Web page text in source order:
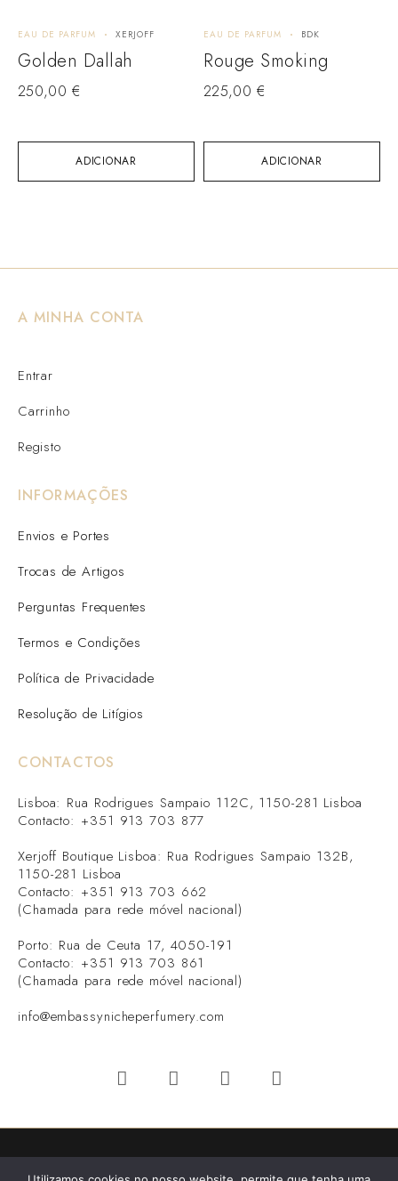
ADICIONAR
EAU DE PARFUM XERJOFF
Golden Dallah
250,00 €
ADICIONAR
EAU DE PARFUM BDK
Rouge Smoking
225,00 €
A MINHA CONTA
Entrar
Carrinho
Registo
INFORMAÇÕES
Envios e Portes
Trocas de Artigos
Perguntas Frequentes
Termos e Condições
Política de Privacidade
Resolução de Litígios
CONTACTOS
Lisboa: Rua Rodrigues Sampaio 112C, 1150-281 Lisboa
Contacto: +351 913 703 877
Xerjoff Boutique Lisboa: Rua Rodrigues Sampaio 132B,
1150-281 Lisboa
Contacto: +351 913 703 662
(Chamada para rede móvel nacional)
Porto: Rua de Ceuta 17, 4050-191
Contacto: +351 913 703 861
(Chamada para rede móvel nacional)
info@embassynicheperfumery.com